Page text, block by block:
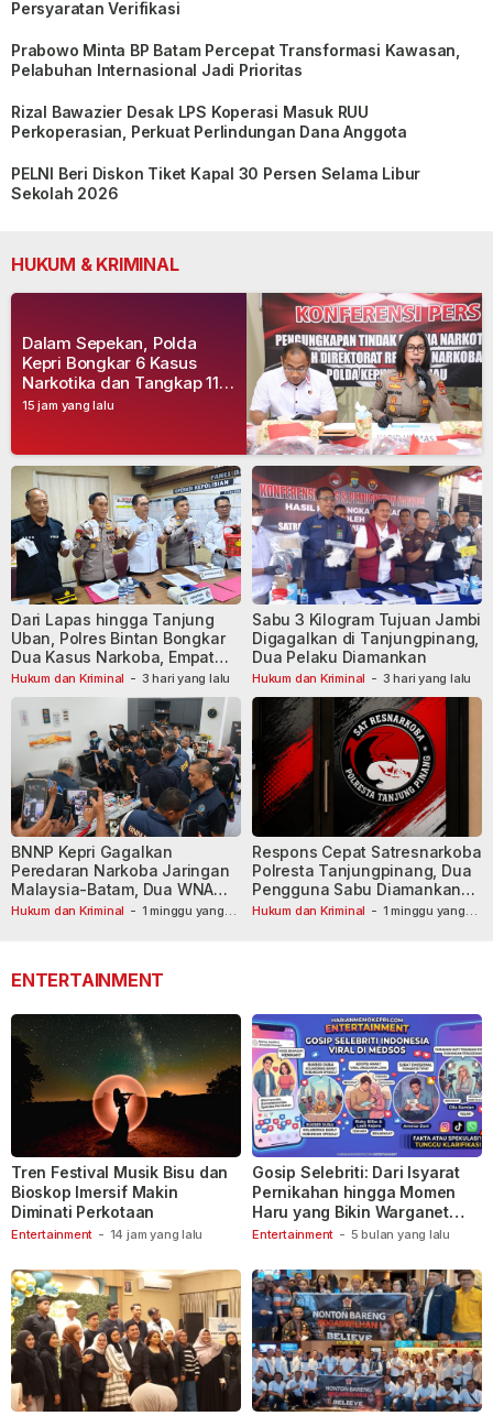
Persyaratan Verifikasi
Prabowo Minta BP Batam Percepat Transformasi Kawasan,
Pelabuhan Internasional Jadi Prioritas
Rizal Bawazier Desak LPS Koperasi Masuk RUU
Perkoperasian, Perkuat Perlindungan Dana Anggota
PELNI Beri Diskon Tiket Kapal 30 Persen Selama Libur
Sekolah 2026
HUKUM & KRIMINAL
15 jam yang lalu
Dalam Sepekan, Polda
Kepri Bongkar 6 Kasus
Narkotika dan Tangkap 11
Tersangka
Hukum dan Kriminal - 3 hari yang lalu
Dari Lapas hingga Tanjung
Uban, Polres Bintan Bongkar
Dua Kasus Narkoba, Empat
Tersangka Dibekuk
Hukum dan Kriminal - 3 hari yang lalu
Sabu 3 Kilogram Tujuan Jambi
Digagalkan di Tanjungpinang,
Dua Pelaku Diamankan
Hukum dan Kriminal - 1 minggu yang
BNNP Kepri Gagalkan
Peredaran Narkoba Jaringan
Malaysia-Batam, Dua WNA
Masih Diburu
Hukum dan Kriminal - 1 minggu yang
Respons Cepat Satresnarkoba
Polresta Tanjungpinang, Dua
Pengguna Sabu Diamankan
Usai Dilaporkan ke Call Center
ENTERTAINMENT
Entertainment - 14 jam yang lalu
Tren Festival Musik Bisu dan
Bioskop Imersif Makin
Diminati Perkotaan
Entertainment - 5 bulan yang lalu
Gosip Selebriti: Dari Isyarat
Pernikahan hingga Momen
Haru yang Bikin Warganet
Berspekulasi